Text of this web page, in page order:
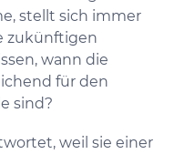
stellt sich immer
zukünftigen
wann die
für den
sind?
weil sie einer